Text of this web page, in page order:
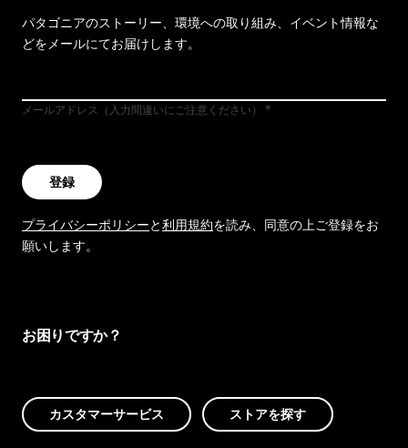
パタゴニアのストーリー、環境への取り組み、イベント情報な
どをメールにてお届けします。
メールアドレス（入力間違いにご注意ください）
登録
プライバシーポリシーと利用規約を読み、同意の上ご登録をお
願いします。
お困りですか？
カスタマーサービス ストアを探す